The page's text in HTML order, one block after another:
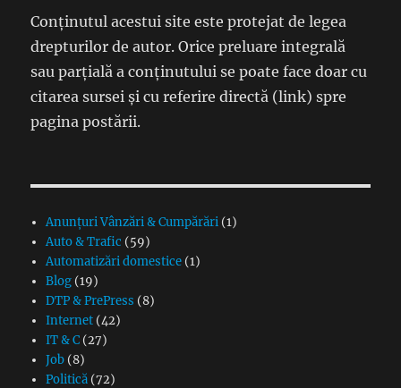
Conținutul acestui site este protejat de legea
drepturilor de autor. Orice preluare integrală
sau parțială a conținutului se poate face doar cu
citarea sursei și cu referire directă (link) spre
pagina postării.
Anunțuri Vânzări & Cumpărări(1)
Auto & Trafic (59)
Automatizări domestice(1)
Blog(19)
DTP & PrePress (8)
Internet(42)
IT & C(27)
Job(8)
Politică(72)